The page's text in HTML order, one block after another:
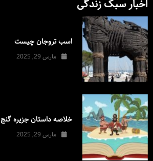
اخبار سبک زندگی
اسب تروجان چیست
مارس 29, 2025
خلاصه داستان جزیره گنج
مارس 29, 2025